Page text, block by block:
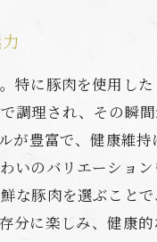
特に豚肉を使用し
調理され、その瞬
が豊富で、健康維
いのバリエーショ
な豚肉を選ぶこと
分に楽しみ、健康